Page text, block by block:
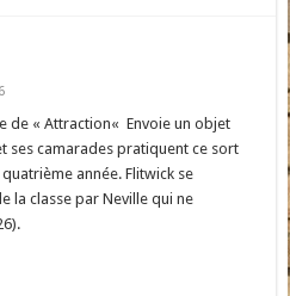
de « Attraction« Envoie un objet
ses camarades pratiquent ce sort
année. Flitwick se
la classe par Neville qui ne